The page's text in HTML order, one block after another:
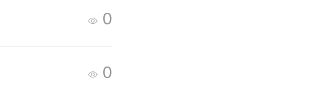
0
0